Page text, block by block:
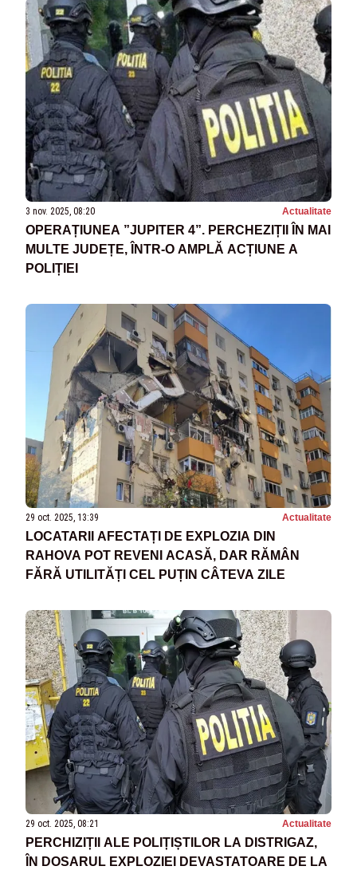
3 nov. 2025, 08:20 Actualitate
OPERAȚIUNEA ”JUPITER 4”. PERCHEZIȚII ÎN MAI
MULTE JUDEȚE, ÎNTR-O AMPLĂ ACȚIUNE A
POLIȚIEI
29 oct. 2025, 13:39 Actualitate
LOCATARII AFECTAȚI DE EXPLOZIA DIN
RAHOVA POT REVENI ACASĂ, DAR RĂMÂN
FĂRĂ UTILITĂȚI CEL PUȚIN CÂTEVA ZILE
29 oct. 2025, 08:21 Actualitate
PERCHIZIȚII ALE POLIȚIȘTILOR LA DISTRIGAZ,
ÎN DOSARUL EXPLOZIEI DEVASTATOARE DE LA